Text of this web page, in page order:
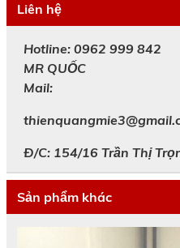
Liên hệ
Hotline: 0962 999 842
MRQUỐC
Mail:
Đ/C: 154/16 Trần Thị
Sản phẩm khác